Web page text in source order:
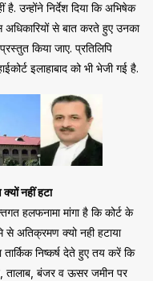
है. उन्होंने निर्देश दिया कि अभिषेक
अधिकारियों से बात करते हुए उनका
किया जाए. प्रतिलिपि
इलाहाबाद को भी भेजी गई है.
नहीं हटा
हलफनामा मांगा है कि कोर्ट के
से अतिक्रमण क्यो‌ नही हटाया
तार्किक निष्कर्ष देते हुए तय करें कि
तालाब, बंजर व ऊसर जमीन पर